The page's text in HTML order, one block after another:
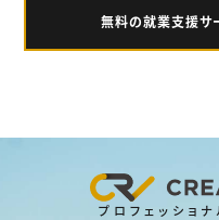
無料の就業支援サ
プロフェッショ